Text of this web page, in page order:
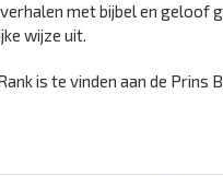
met bijbel en geloof
wijze uit.
is te vinden aan de Prins